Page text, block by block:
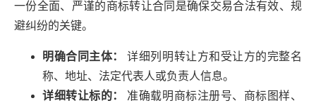
一份全面、严谨的商标转让合同是确保交易合法有效、规
避纠纷的关键。
明确合同主体：
详细列明转让方和受让方的完整名
称、地址、法定代表人或负责人信息。
详细转让标的：
准确载明商标注册号、商标图样、